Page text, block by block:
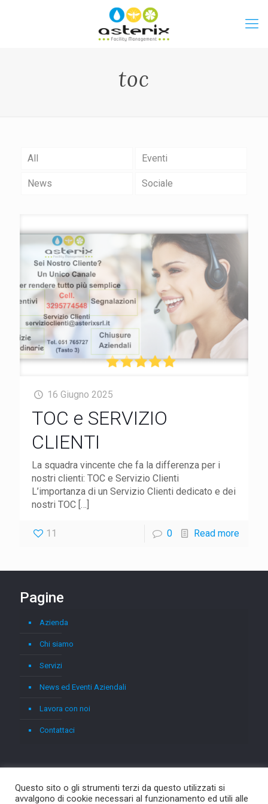
toc
All Eventi
News Sociale
16 Giugno 2025
TOC e SERVIZIO
CLIENTI
La squadra vincente che fa la differenza per i
nostri clienti: TOC e Servizio Clienti
L’importanza di un Servizio Clienti dedicato e dei
nostri TOC […]
11 0 Read more
Pagine
Azienda
Chi siamo
Servizi
News ed Eventi Aziendali
Lavora con noi
Contattaci
Questo sito o gli strumenti terzi da questo utilizzati si
avvalgono di cookie necessari al funzionamento ed utili alle